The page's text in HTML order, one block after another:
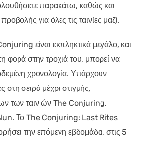
παρακάτω, καθώς και
για όλες τις ταινίες μαζί.
είναι εκπληκτικά μεγάλο, και
φορά στην τροχιά του, μπορεί να
χρονολογία. Υπάρχουν
στη σειρά μέχρι στιγμής,
των ταινιών The Conjuring,
Το The Conjuring: Last Rites
την επόμενη εβδομάδα, στις 5